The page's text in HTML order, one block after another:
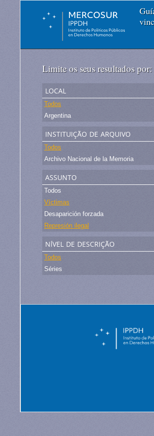
Limite os seus resultados por:
local
Todos
Argentina
instituição de arquivo
Todos
Archivo Nacional de la Memoria
assunto
Todos
Víctimas
Desaparición forzada
Represión ilegal
nível de descrição
Todos
Séries